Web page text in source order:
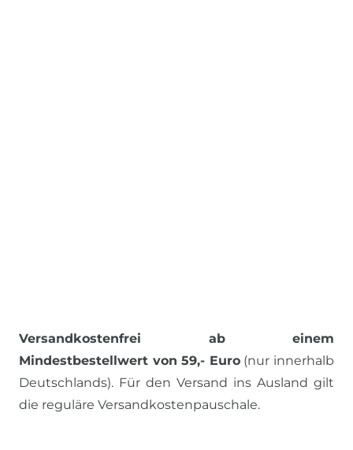
Versandkostenfrei ab einem
Mindestbestellwert von 59,- Euro(nur innerhalb
Deutschlands). Für den Versand ins Ausland gilt
die reguläre Versandkostenpauschale.